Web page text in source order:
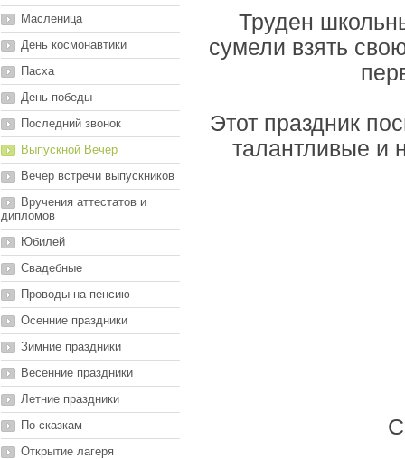
Масленица
День космонавтики
Пасха
День победы
Последний звонок
Выпускной Вечер
Вечер встречи выпускников
Вручения аттестатов и
дипломов
Юбилей
Свадебные
Проводы на пенсию
Осенние праздники
Зимние праздники
Весенние праздники
Летние праздники
По сказкам
Открытие лагеря
Труден
сумели взять
Этот праздник
талантливые и